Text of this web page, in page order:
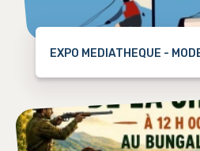
EXPO MEDIATHEQUE -